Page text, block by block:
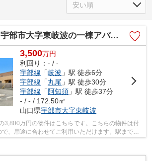
宇部市大字東岐波の一棟アパート
3,500万円
利回り：- / -
宇部線 「岐波 」駅 徒歩6分
宇部線 「丸尾 」駅 徒歩30分
宇部線 「 阿知須 」駅 徒歩37分
- / - / 172.50㎡
山口県宇部市大字東岐波
3,800万円の物件はこちらです。こちらの物件は付
、用途に合わせてご利用いただけます。駅まで徒